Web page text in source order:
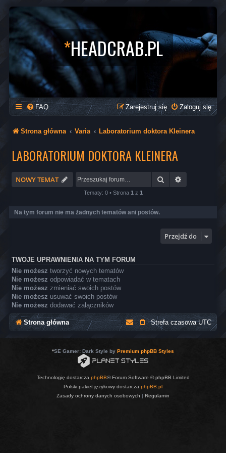
*HEADCRAB.PL
FAQ Zaloguj się
Zarejestruj się
Strona główna Varia Laboratorium doktora Kleinera
LABORATORIUM DOKTORA KLEINERA
NOWY TEMAT Szukaj
Tematy: 0 • Strona 1 z 1
Na tym forum nie ma żadnych tematów ani postów.
Przejdź do
TWOJE UPRAWNIENIA NA TYM FORUM
Nie możesz tworzyć nowych tematów
Nie możesz odpowiadać w tematach
Nie możesz zmieniać swoich postów
Nie możesz usuwać swoich postów
Nie możesz dodawać załączników
Strona główna Strefa czasowaUTC
*SE Gamer: Dark Style by Premium phpBB Styles
Technologię dostarcza phpBB® Forum Software © phpBB Limited
Polski pakiet językowy dostarcza phpBB.pl
Zasady ochrony danych osobowych | Regulamin